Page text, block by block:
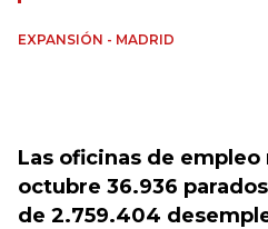
EXPANSIÓN - MADRID
Las oficinas de
octubre 36.936
de 2.759.404